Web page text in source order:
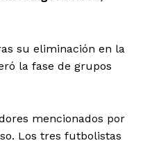
su eliminación en la
la fase de grupos
mencionados por
Los tres futbolistas